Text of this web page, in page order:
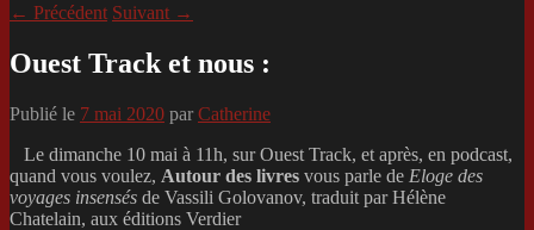
← Précédent Suivant →
Ouest Track et nous :
Publié le 7 mai 2020 par Catherine
Le dimanche 10 mai à 11h, sur Ouest Track, et après, en podcast,
quand vous voulez, Autour des livres vous parle de Eloge des
voyages insensés de Vassili Golovanov, traduit par Hélène
Chatelain, aux éditions Verdier